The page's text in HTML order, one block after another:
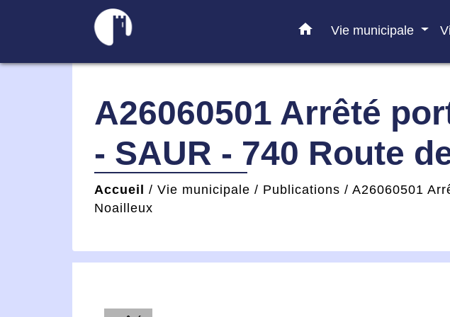
home Vie municipale
A26060501 Arrêté
- SAUR - 740 Route
Accueil / Vie municipale / Publications / A26060501
Noailleux